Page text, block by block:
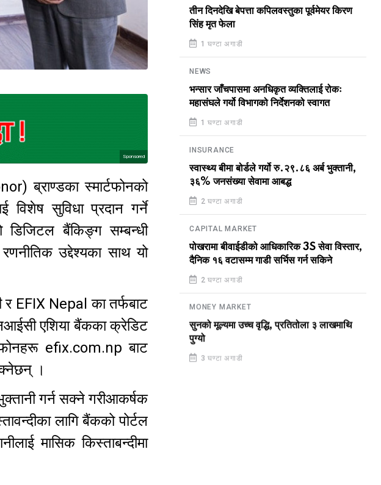
Sponsored
ब्राण्डका स्मार्टफोनको
सुविधा प्रदान गर्ने
डिजिटल बैंकिङ्ग सम्बन्धी
उद्देश्यका साथ यो
र EFIX Nepal का तर्फबाट
एशिया बैंकका क्रेडिट
efix.com.np बाट
।
गर्न सक्ने गरीआकर्षक
लागि बैंकको पोर्टल
मासिक किस्ताबन्दीमा
तीन दिनदेखि बेपत्ता कपिलवस्तुका पूर्वमेयर किरण
सिंह मृत फेला
1 घण्टा अगाडी
NEWS
भन्सार जाँचपासमा अनधिकृत व्यक्तिलाई रोकः
महासंघले गर्यो विभागको निर्देशनको स्वागत
1 घण्टा अगाडी
INSURANCE
स्वास्थ्य बीमा बोर्डले गर्यो रु.२९.८६ अर्ब भुक्तानी,
३६% जनसंख्या सेवामा आबद्ध
2 घण्टा अगाडी
CAPITAL MARKET
पोखरामा बीवाईडीको आधिकारिक 3S सेवा विस्तार,
दैनिक १६ वटासम्म गाडी सर्भिस गर्न सकिने
2 घण्टा अगाडी
MONEY MARKET
सुनको मूल्यमा उच्च वृद्धि, प्रतितोला ३ लाखमाथि
पुग्यो
3 घण्टा अगाडी